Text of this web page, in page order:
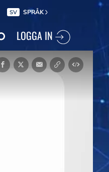
SV SPRÅK
LOGGA IN